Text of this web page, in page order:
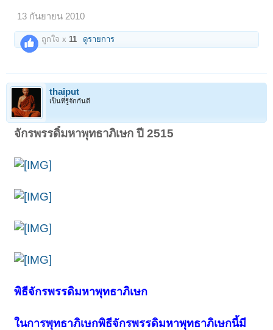
13 กันยายน 2010
ถูกใจ x11 ดูรายการ
thaiput
เป็นที่รู้จักกันดี
จักรพรรดิ์มหาพุทธาภิเษก ปี 2515
พิธีจักรพรรดิมหาพุทธาภิเษก
ในการพุทธาภิเษกพิธีจักรพรรดิมหาพุทธาภิเษกนี้มี